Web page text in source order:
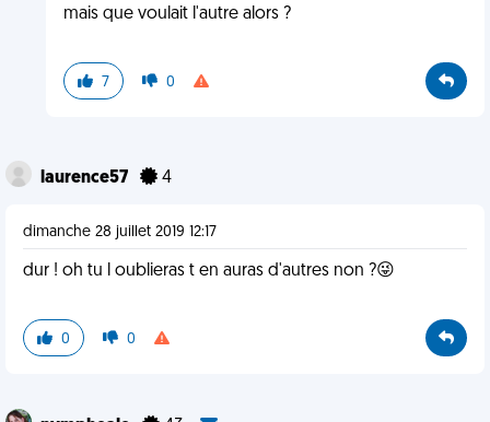
mais que voulait l'autre alors ?
7 0
laurence57 4
dimanche 28 juillet 2019 12:17
dur ! oh tu l oublieras t en auras d'autres non ?😜
0 0